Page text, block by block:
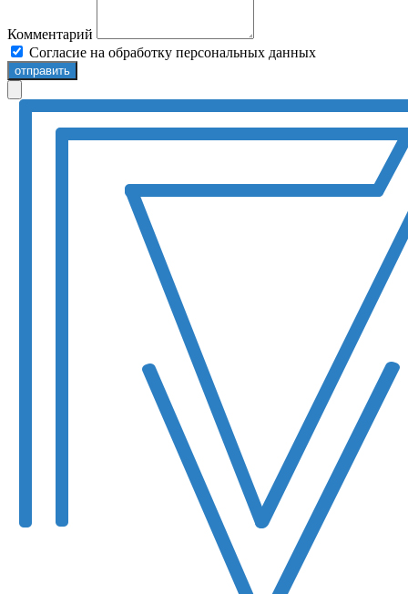
Комментарий
Согласие на обработку персональных данных
отправить